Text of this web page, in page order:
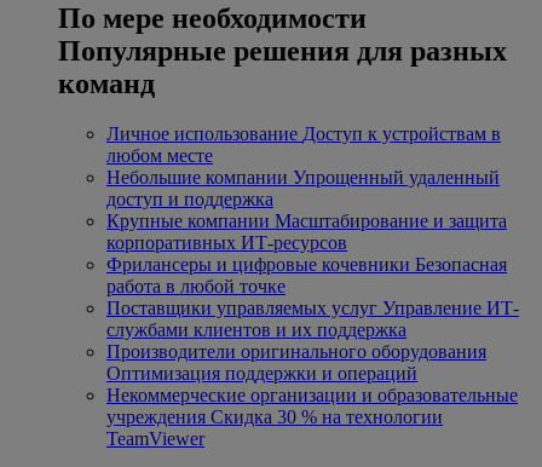
По мере необходимости
Популярные решения для разных
команд
Личное использование Доступ к устройствам в
любом месте
Небольшие компании Упрощенный удаленный
доступ и поддержка
Крупные компании Масштабирование и защита
корпоративных ИТ-ресурсов
Фрилансеры и цифровые кочевники Безопасная
работа в любой точке
Поставщики управляемых услуг Управление ИТ-
службами клиентов и их поддержка
Производители оригинального оборудования
Оптимизация поддержки и операций
Некоммерческие организации и образовательные
учреждения Скидка 30 % на технологии
TeamViewer